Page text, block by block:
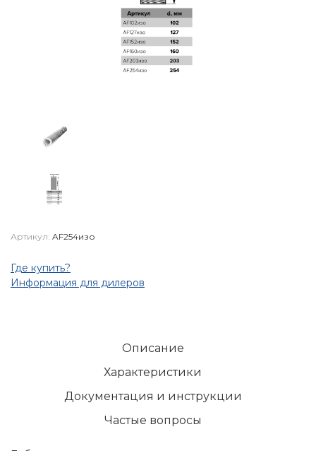
Артикул: AF254изо
Где купить?
Информация для дилеров
Описание
Характеристики
Документация и инструкции
Частые вопросы